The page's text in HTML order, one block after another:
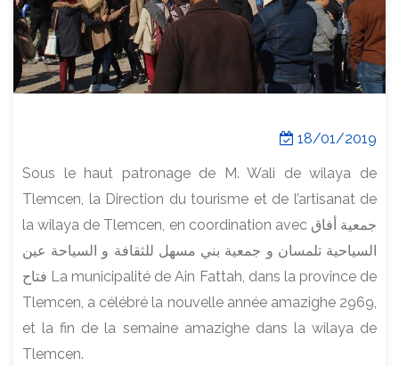
18/01/2019
Sous le haut patronage de M. Wali de wilaya de
Tlemcen, la Direction du tourisme et de l’artisanat de
la wilaya de Tlemcen, en coordination avec جمعية أفاق
السياحية تلمسان و جمعية بني مسهل للثقافة و السياحة عين
فتاح La municipalité de Ain Fattah, dans la province de
Tlemcen, a célébré la nouvelle année amazighe 2969,
et la fin de la semaine amazighe dans la wilaya de
Tlemcen.